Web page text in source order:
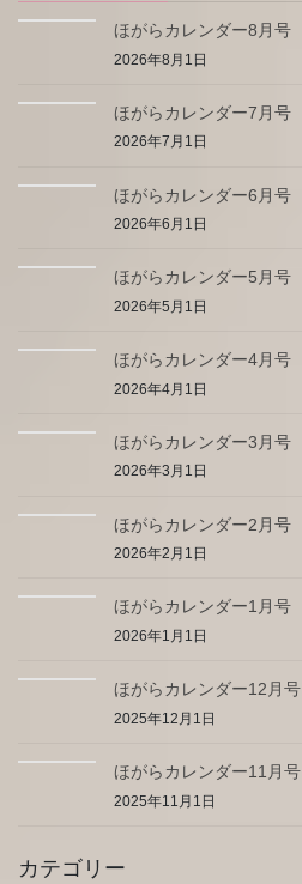
ほがらカレンダー8月号
2026年8月1日
ほがらカレンダー7月号
2026年7月1日
ほがらカレンダー6月号
2026年6月1日
ほがらカレンダー5月号
2026年5月1日
ほがらカレンダー4月号
2026年4月1日
ほがらカレンダー3月号
2026年3月1日
ほがらカレンダー2月号
2026年2月1日
ほがらカレンダー1月号
2026年1月1日
ほがらカレンダー12月号
2025年12月1日
ほがらカレンダー11月号
2025年11月1日
カテゴリー